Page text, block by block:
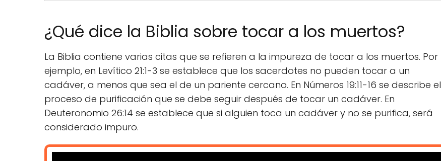
¿Qué dice la Biblia sobre tocar a los muertos?
La Biblia contiene varias citas que se refieren a la impureza de tocar a los muertos. Por
ejemplo, en Levítico 21:1-3 se establece que los sacerdotes no pueden tocar a un
cadáver, a menos que sea el de un pariente cercano. En Números 19:11-16 se describe el
proceso de purificación que se debe seguir después de tocar un cadáver. En
Deuteronomio 26:14 se establece que si alguien toca un cadáver y no se purifica, será
considerado impuro.